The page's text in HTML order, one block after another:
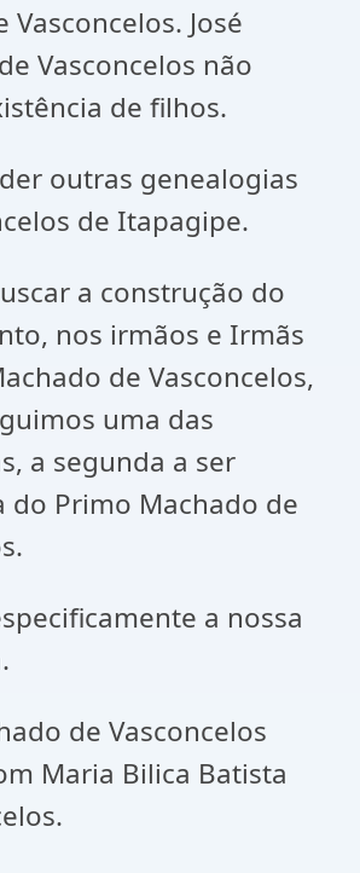
Vasconcelos. José
Vasconcelos não
de filhos.
outras genealogias
de Itapagipe.
a construção do
nos irmãos e Irmãs
de Vasconcelos,
uma das
a segunda a ser
do Primo Machado de
a nossa
de Vasconcelos
Maria Bilica Batista